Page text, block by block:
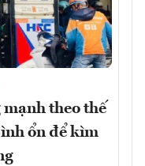
theo thế
ổn để kìm